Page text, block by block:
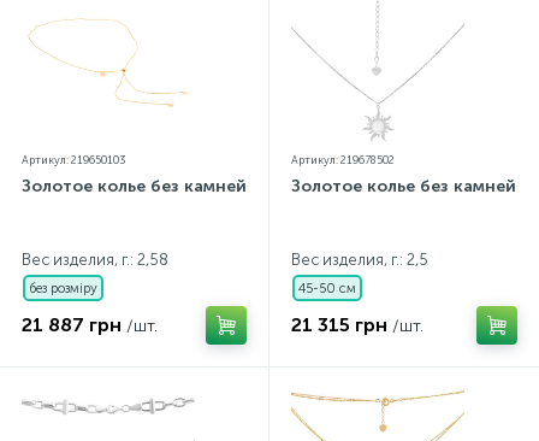
Артикул: 219650103
Золотое колье без камней
Вес изделия, г.: 2,58
без розміру
21 887 грн /шт.
Артикул: 219678502
Золотое колье без камней
Вес изделия, г.: 2,5
45-50 см
21 315 грн /шт.